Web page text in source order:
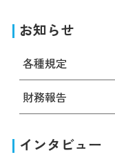
お知らせ
各種規定
財務報告
インタビュー